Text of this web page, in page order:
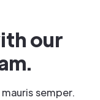
our
semper.